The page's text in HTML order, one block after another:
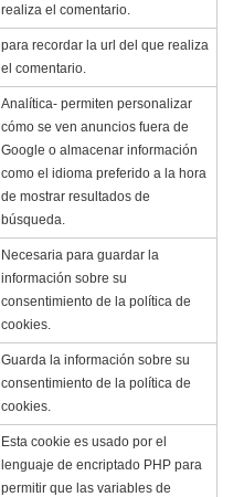
realiza el comentario.
para recordar la url del que realiza
el comentario.
Analítica- permiten personalizar
cómo se ven anuncios fuera de
Google o almacenar información
como el idioma preferido a la hora
de mostrar resultados de
búsqueda.
Necesaria para guardar la
información sobre su
consentimiento de la política de
cookies.
Guarda la información sobre su
consentimiento de la política de
cookies.
Esta cookie es usado por el
lenguaje de encriptado PHP para
permitir que las variables de